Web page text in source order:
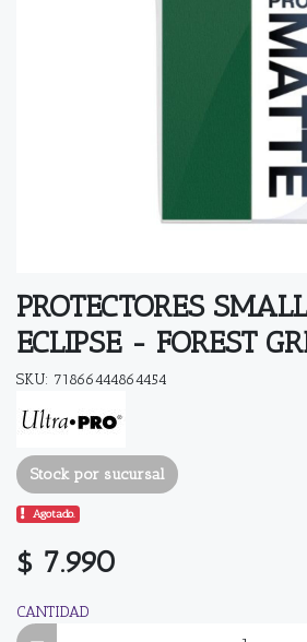
PROTECTORES
ECLIPSE - FOREST
SKU: 71866444864454
Stock por sucursal
Agotado.
$ 7.990
CANTIDAD